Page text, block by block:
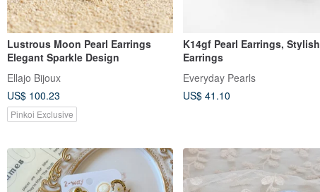
Lustrous Moon Pearl Earrings
Elegant Sparkle Design
Ellajo Bijoux
US$ 100.23
Pinkoi Exclusive
K14gf Pearl Earrings, Stylish
Earrings
Everyday Pearls
US$ 41.10